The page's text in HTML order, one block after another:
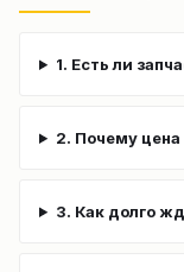
1. Есть ли
2. Почему цена
3. Как долго